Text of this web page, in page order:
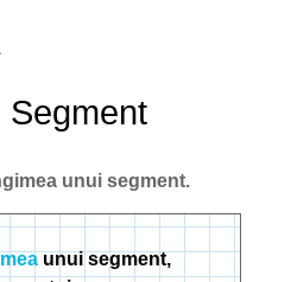
Segment
unui segment.
unui segment,